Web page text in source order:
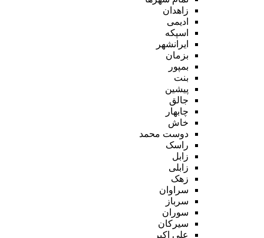
زاهدان
ادیمی
اسپکه
ایرانشهر
بزمان
بمپور
بنت
پیشین
جالق
چابهار
خاش
دوست محمد
راسک
زابل
زابلی
زهک
سراوان
سرباز
سوران
سیرکان
علی اکبر